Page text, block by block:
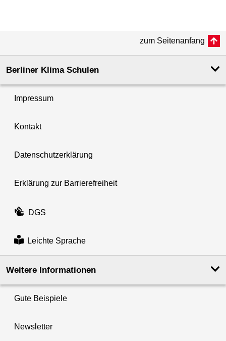
zum Seitenanfang
Berliner Klima Schulen
Impressum
Kontakt
Datenschutzerklärung
Erklärung zur Barrierefreiheit
DGS
Leichte Sprache
Weitere Informationen
Gute Beispiele
Newsletter